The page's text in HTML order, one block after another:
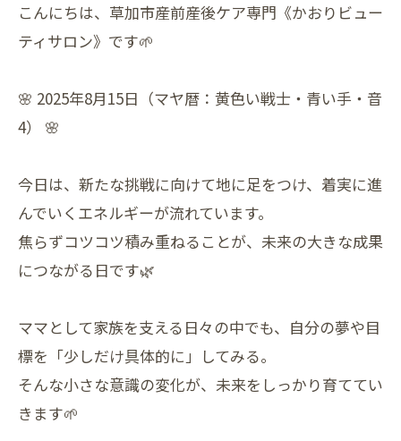
こんにちは、草加市産前産後ケア専門《かおりビュー
ティサロン》です🌱
🌸 2025年8月15日（マヤ暦：黄色い戦士・青い手・音
4） 🌸
今日は、新たな挑戦に向けて地に足をつけ、着実に進
んでいくエネルギーが流れています。
焦らずコツコツ積み重ねることが、未来の大きな成果
につながる日です🌿
ママとして家族を支える日々の中でも、自分の夢や目
標を「少しだけ具体的に」してみる。
そんな小さな意識の変化が、未来をしっかり育ててい
きます🌱